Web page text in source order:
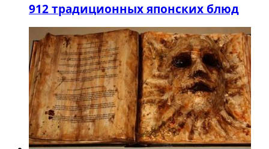
912 традиционных японских блюд